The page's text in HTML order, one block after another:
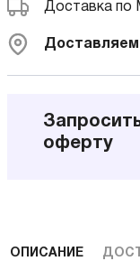
Доставка по
Доставляем
оферту
ОПИСАНИЕ